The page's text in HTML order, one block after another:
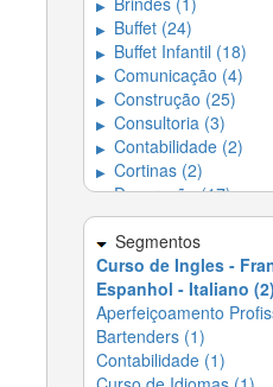
▶
▶ Buffet (24)
▶ Buffet Infantil (18)
▶ Comunicação (4)
▶ Construção (25)
▶ Consultoria (3)
▶ Contabilidade (2)
▶ Cortinas (2)
▶ Decoração (17)
▶ Dedetizadora (4)
▶
Dedetizadoras e
Desentupidoras (5)
▶ Desentupidoras (5)
▶ Entregas em
Delivery (4)
▶ Escolas (21)
Segmentos
Curso de Ingles -
Espanhol - Italiano (2)
Aperfeiçoamento
Bartenders (1)
Contabilidade (1)